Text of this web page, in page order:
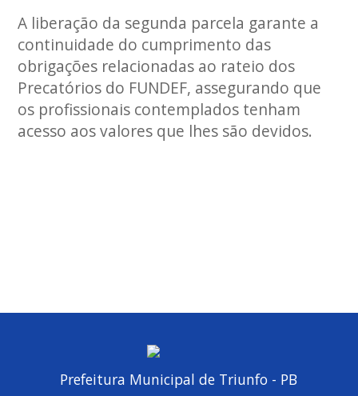
A liberação da segunda parcela garante a
continuidade do cumprimento das
obrigações relacionadas ao rateio dos
Precatórios do FUNDEF, assegurando que
os profissionais contemplados tenham
acesso aos valores que lhes são devidos.
Prefeitura Municipal de Triunfo - PB